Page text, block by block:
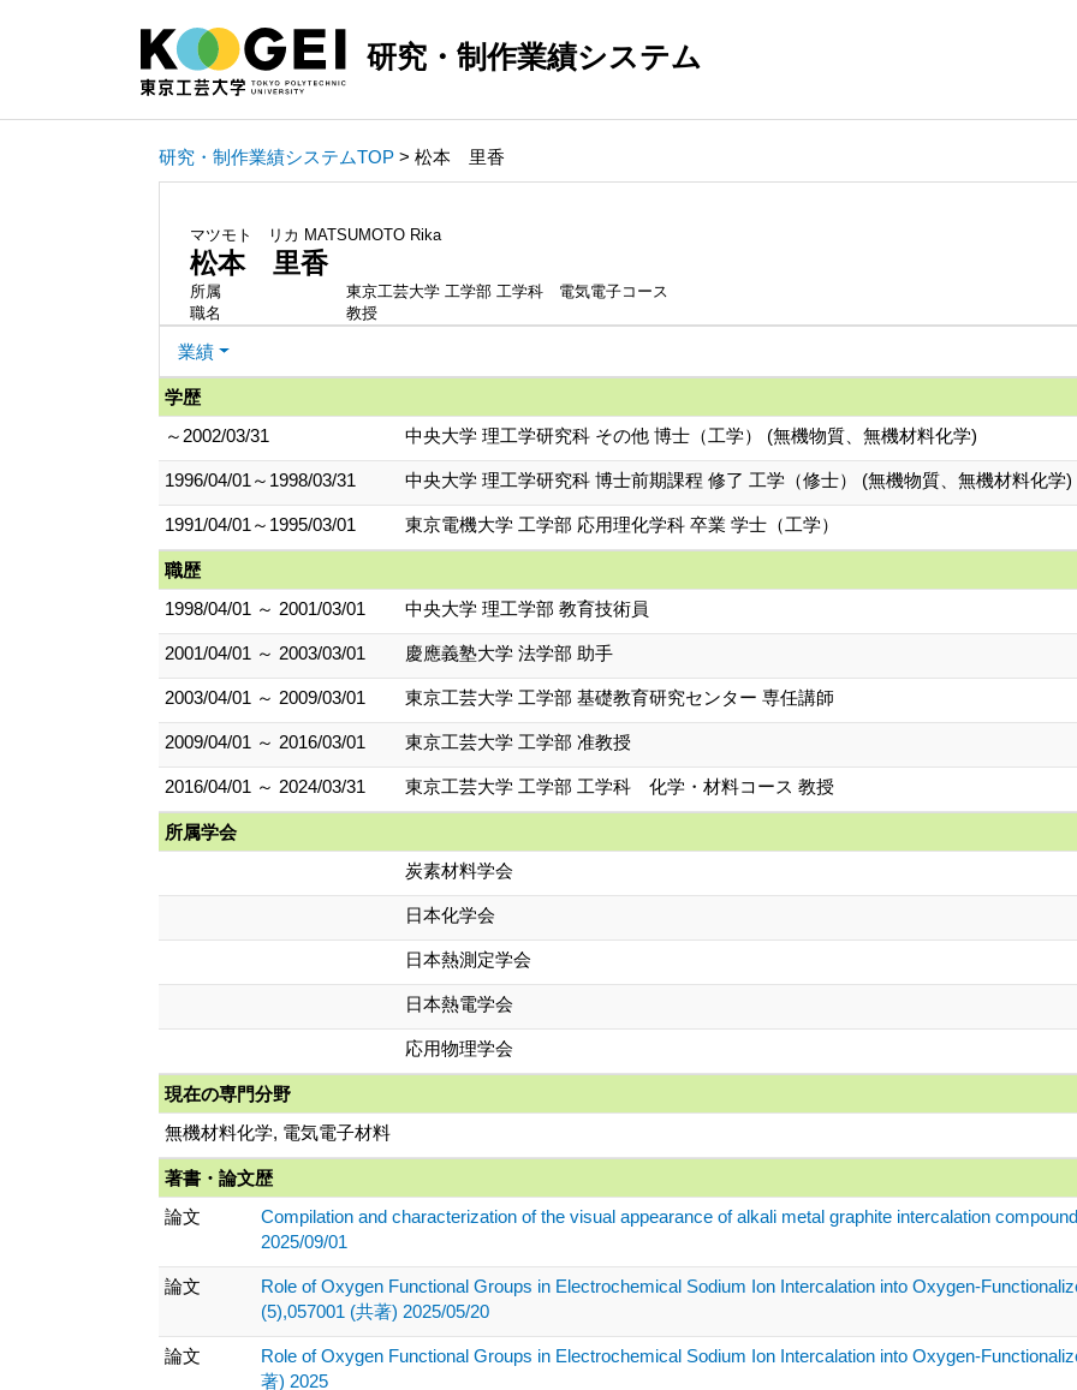
研究・制作業績システム
研究・制作業績システムTOP > 松本 里香
マツモト リカ MATSUMOTO Rika
松本 里香
所属
東京工芸大学 工学部 工学科 電気電子コース
職名
教授
業績
学歴
～2002/03/31
中央大学 理工学研究科 その他 博士（工学） (無機物質、無機材料化学)
1996/04/01～1998/03/31 中央大学 理工学研究科 博士前期課程 修了 工学（修士） (無機物質、無機材料化学)
1991/04/01～1995/03/01 東京電機大学 工学部 応用理化学科 卒業 学士（工学）
職歴
1998/04/01 ～ 2001/03/01
中央大学 理工学部 教育技術員
2001/04/01 ～ 2003/03/01 慶應義塾大学 法学部 助手
2003/04/01 ～ 2009/03/01 東京工芸大学 工学部 基礎教育研究センター 専任講師
2009/04/01 ～ 2016/03/01 東京工芸大学 工学部 准教授
2016/04/01 ～ 2024/03/31 東京工芸大学 工学部 工学科 化学・材料コース 教授
所属学会
炭素材料学会
日本化学会
日本熱測定学会
日本熱電学会
応用物理学会
現在の専門分野
無機材料化学, 電気電子材料
著書・論文歴
論文
Compilation and characterization of the visual appearance of alkali metal graphite intercalation
2025/09/01
論文
Role of Oxygen Functional Groups in Electrochemical Sodium Ion Intercalation into Oxygen-
(5),057001 (共著) 2025/05/20
論文
Role of Oxygen Functional Groups in Electrochemical Sodium Ion Intercalation into Oxygen-
著) 2025